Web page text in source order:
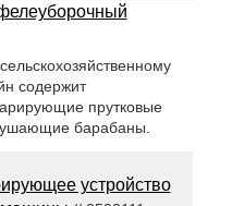
содержит
прутковые
барабаны.
устройство